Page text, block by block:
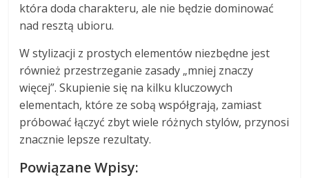
która doda charakteru, ale nie będzie dominować
nad resztą ubioru.
W stylizacji z prostych elementów niezbędne jest
również przestrzeganie zasady „mniej znaczy
więcej”. Skupienie się na kilku kluczowych
elementach, które ze sobą współgrają, zamiast
próbować łączyć zbyt wiele różnych stylów, przynosi
znacznie lepsze rezultaty.
Powiązane Wpisy: